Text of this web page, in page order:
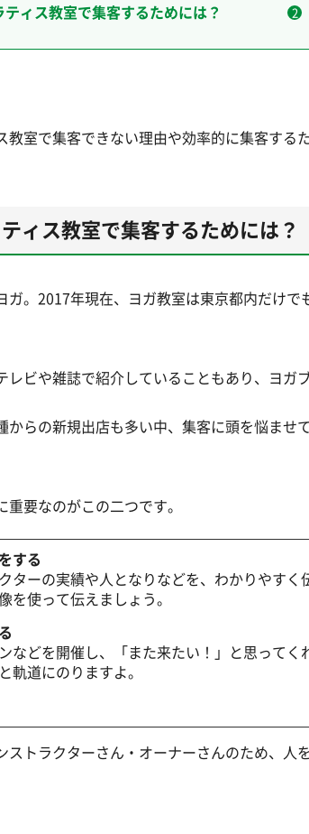
ティス教室で集客するためには？
教室で集客できない理由や効率的に集客する
ィス教室で集客するためには？
ガ。2017年現在、ヨガ教室は東京都内だけ
レビや雑誌で紹介していることもあり、ヨガ
からの新規出店も多い中、集客に頭を悩ま
要なのがこの二つです。
する
ターの実績や人となりなどを、わかりやす
を使って伝えましょう。
などを開催し、「また来たい！」と思って
軌道にのりますよ。
ストラクターさん・オーナーさんのため、